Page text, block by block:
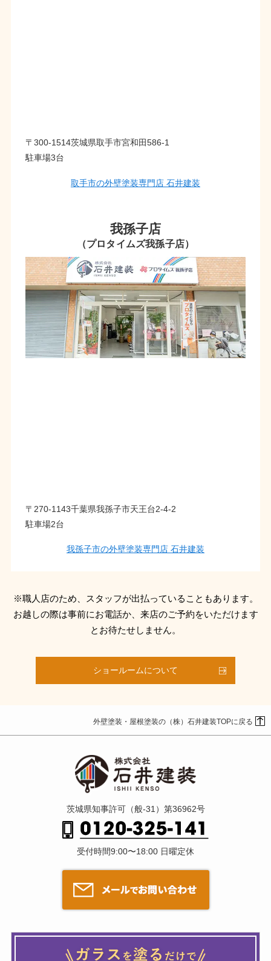
〒300-1514茨城県取手市宮和田586-1
駐車場3台
取手市の外壁塗装専門店 石井建装
我孫子店
（プロタイムズ我孫子店）
〒270-1143千葉県我孫子市天王台2-4-2
駐車場2台
我孫子市の外壁塗装専門店 石井建装
※職人店のため、スタッフが出払っていることもあります。
お越しの際は事前にお電話か、来店のご予約をいただけます
とお待たせしません。
ショールームについて
外壁塗装・屋根塗装の（株）石井建装TOPに戻る
茨城県知事許可（般-31）第36962号
受付時間9:00〜18:00 日曜定休